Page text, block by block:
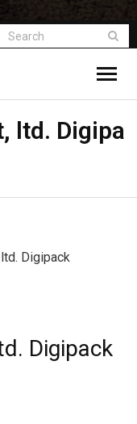
ltd. Digipa
Digipack
Digipack